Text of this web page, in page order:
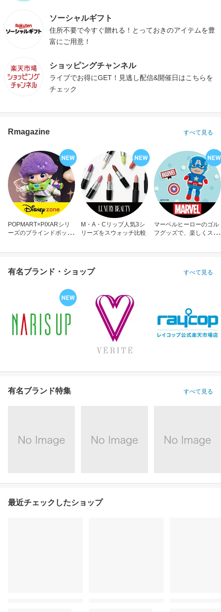
ソーシャルギフト
住所不要で今すぐ贈れる！とっておきのアイテムを豊
富にご用意！
ショッピングチャンネル
ライブでお得にGET！見逃し配信&開催日はこちらを
チェック
Rmagazine すべて見る
POPMART×PIXARシリ
ーズのブラインドボック
M・A・Cリップ人気3シ
リーズをスウォッチ比較
マーベルヒーローのゴル
フグッズで、楽しくスコ
有名ブランド・ショップ すべて見る
有名ブランド特集 すべて見る
最近チェックしたショップ